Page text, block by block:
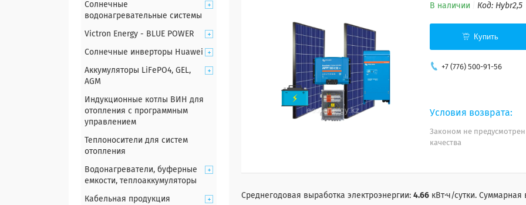
В наличии Код: Hybr2,5
Купить
+7 (776) 500-91-56
Законом не
качества
Среднегодовая выработка электроэнергии: 4.66 кВт·ч/сутки.
Солнечные
водонагревательные системы
Victron Energy - BLUE POWER
Солнечные инверторы Huawei
Аккумуляторы LiFePO4, GEL,
AGM
Индукционные котлы ВИН для
отопления с программным
управлением
Теплоносители для систем
отопления
Водонагреватели, буферные
емкости, теплоаккумуляторы
Кабельная продукция